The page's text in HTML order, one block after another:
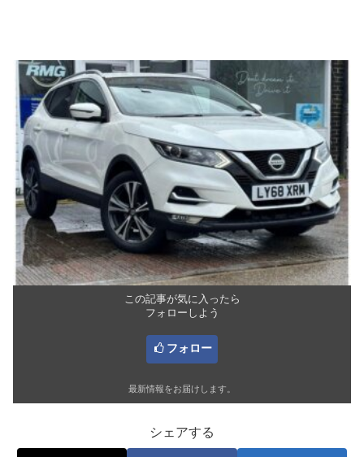
この記事が気に入ったら
フォローしよう
フォロー
最新情報をお届けします。
シェアする